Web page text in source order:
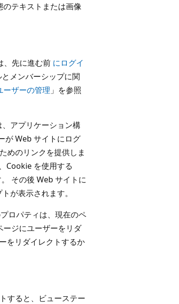
テキストまたは画像
、先に進む前 にログイ
メンバーシップに関
ーザーの管理 」を参照
アプリケーション構
が Web サイトにログ
めのリンクを提供しま
Cookie を使用する
その後 Web サイトに
が表示されます。
ロパティは、現在のペ
ジにユーザーをリダ
をリダイレクトするか
すると、ビューステー